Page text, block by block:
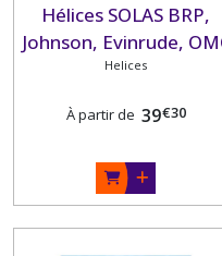
Hélices SOLAS BRP,
Johnson, Evinrude,
Helices
À partir de 39€30